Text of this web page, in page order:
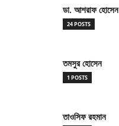
ডা. আশরাফ হোসেন
24 POSTS
তমসুর হোসেন
1 POSTS
তাওসিফ রহমান